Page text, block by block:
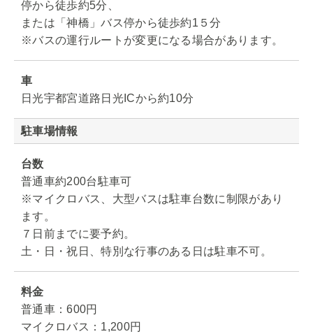
停から徒歩約5分、
または「神橋」バス停から徒歩約1５分
※バスの運行ルートが変更になる場合があります。
車
日光宇都宮道路日光ICから約10分
駐車場情報
台数
普通車約200台駐車可
※マイクロバス、大型バスは駐車台数に制限があり
ます。
７日前までに要予約。
土・日・祝日、特別な行事のある日は駐車不可。
料金
普通車：600円
マイクロバス：1,200円